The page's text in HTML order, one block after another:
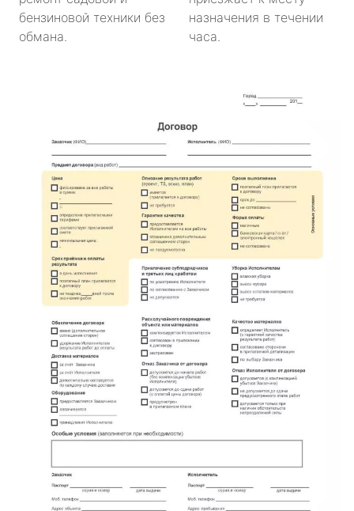
бензиновой техники без
обмана.
назначения в течении
часа.